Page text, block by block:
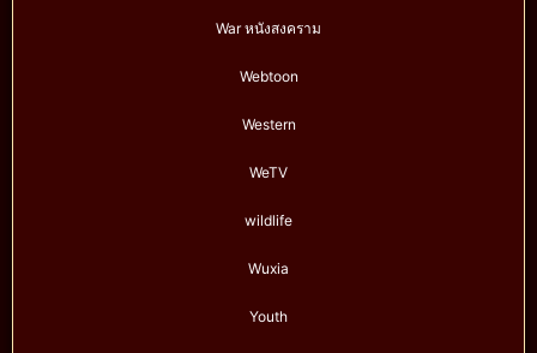
War หนังสงคราม
Webtoon
Western
WeTV
wildlife
Wuxia
Youth